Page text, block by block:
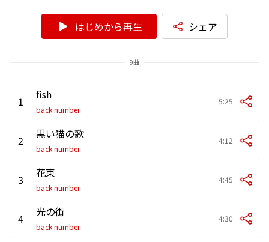
はじめから再生 シェア
9曲
1 fish
back number
5:25
2 黒い猫の歌
back number
4:12
3 花束
back number
4:45
4 光の街
back number
4:30